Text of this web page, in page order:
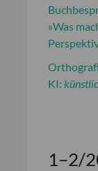
»Was
KI:
1–2/